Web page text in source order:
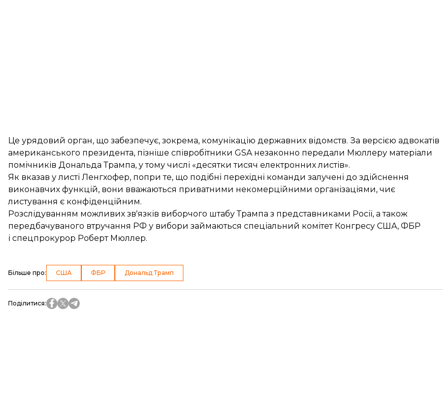
Це урядовий орган, що забезпечує, зокрема, комунікацію державних відомств. За версією адвокатів
американського президента, пізніше співробітники GSA незаконно передали Мюллеру матеріали
помічників Дональда Трампа, у тому числі «десятки тисяч електронних листів».
Як вказав у листі Ленгхофер, попри те, що подібні перехідні команди залучені до здійснення
виконавчих функцій, вони вважаються приватними некомерційними організаціями, чиє
листування є конфіденційним.
Розслідуванням можливих зв'язків виборчого штабу Трампа з представниками Росії, а також
передбачуваного втручання РФ у вибори займаються спеціальний комітет Конгресу США, ФБР
і спецпрокурор Роберт Мюллер.
Більше про: США ФБР Дональд Трамп
Поділитися: